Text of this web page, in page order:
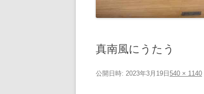
真南風にうたう
公開日時: 2023年3月19日540 × 1140